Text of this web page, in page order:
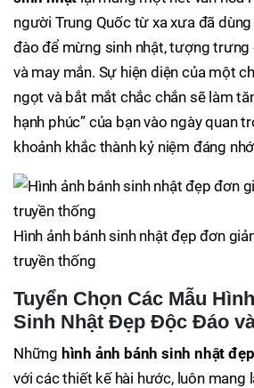
người Trung Quốc từ xa xưa đã
đào để mừng sinh nhật, tượng
và may mắn. Sự hiện diện của một
ngọt và bắt mắt chắc chắn sẽ làm
hạnh phúc” của bạn vào ngày quan
khoảnh khắc thành kỷ niệm đáng
Hình ảnh bánh sinh nhật đẹp đơn
truyền thống
Tuyển Chọn Các Mẫu
Sinh Nhật Đẹp Độc Đáo
Những hình ảnh bánh sinh nhật đẹp
với các thiết kế hài hước, luôn mang